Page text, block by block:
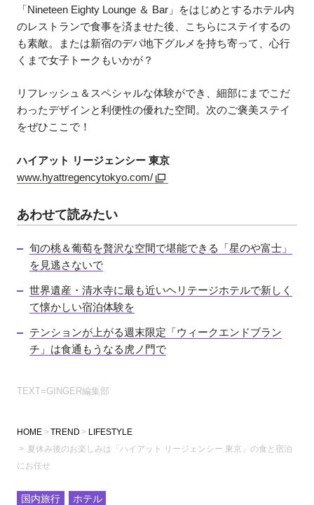
「Nineteen Eighty Lounge ＆ Bar」をはじめとするホテル内
のレストランで食事を済ませた後、こちらにステイするの
も素敵。または新宿のデパ地下グルメを持ち寄って、心行
くまで女子トークもいかが？
リフレッシュ＆スペシャルな体験ができ、細部にまでこだ
わったデザインと利便性の優れた空間。次のご褒美ステイ
をぜひここで！
ハイアット リージェンシー 東京
www.hyattregencytokyo.com/
あわせて読みたい
旬の桃＆葡萄を贅沢な空間で堪能できる「星のや富士」
を見逃さないで
世界遺産・清水寺に最も近いヘリテージホテルで新しく
て懐かしい宿泊体験を
テンションが上がる週末限定「ウィークエンドブラン
チ」は食通もうなる虎ノ門で
TEXT=GINGER編集部
HOME TREND
LIFESTYLE
夏休み後のお楽しみは「ハイアット リージェンシー 東京」の食と宿泊
にお任せ
国内旅行 ホテル